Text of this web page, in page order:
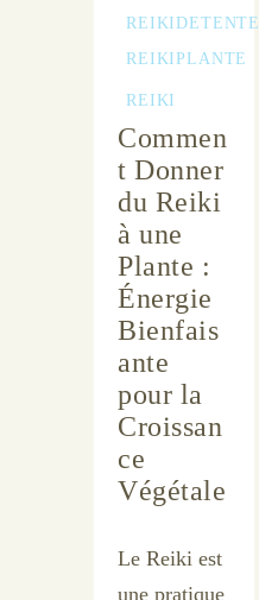
REIKIDETENTE
REIKIPLANTE
REIKI
Commen
t Donner
du Reiki
à une
Plante :
Énergie
Bienfais
ante
pour la
Croissan
ce
Végétale
Le Reiki est
une pratique